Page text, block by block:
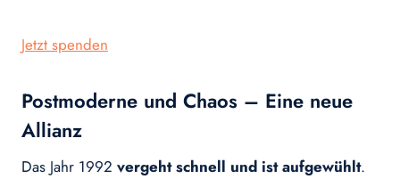
Jetzt spenden
Postmoderne und Chaos – Eine neue
Allianz
Das Jahr 1992 vergeht schnell und ist aufgewühlt.